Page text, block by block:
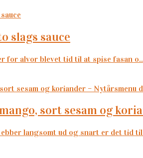
slags sauce
for alvor blevet tid til at spise fasan o..
sort sesam og
langsomt ud og snart er det tid